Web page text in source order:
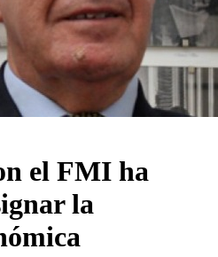
el FMI ha
la